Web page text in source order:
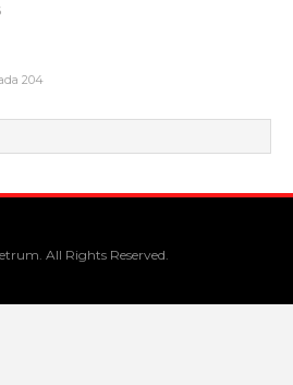
204
All Rights Reserved.